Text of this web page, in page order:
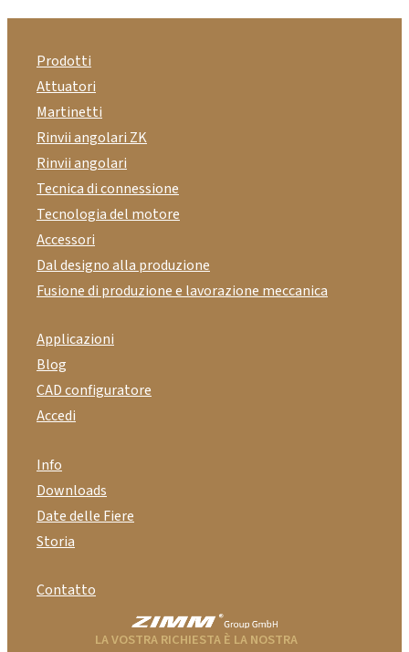
Prodotti
Attuatori
Martinetti
Rinvii angolari ZK
Rinvii angolari
Tecnica di connessione
Tecnologia del motore
Accessori
Dal designo alla produzione
Fusione di produzione e lavorazione meccanica
Applicazioni
Blog
CAD configuratore
Accedi
Info
Downloads
Date delle Fiere
Storia
Contatto
LA VOSTRA RICHIESTA È LA NOSTRA